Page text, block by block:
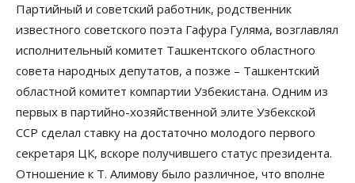
Партийный и советский работник, родственник
известного советского поэта Гафура Гуляма, возглавлял
исполнительный комитет Ташкентского областного
совета народных депутатов, а позже – Ташкентский
областной комитет компартии Узбекистана. Одним из
первых в партийно-хозяйственной элите Узбекской
ССР сделал ставку на достаточно молодого первого
секретаря ЦК, вскоре получившего статус президента.
Отношение к Т. Алимову было различное, что вполне